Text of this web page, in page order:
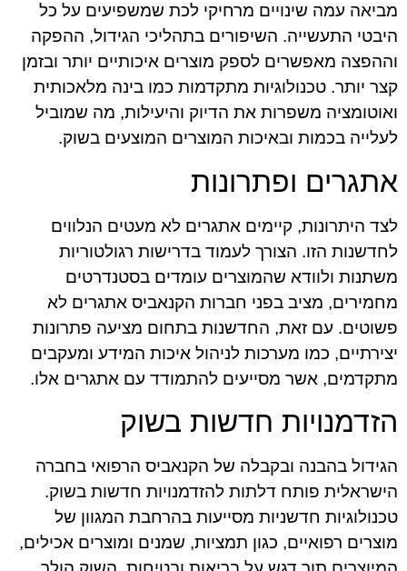
מביאה עמה שינויים מרחיקי לכת שמשפיעים על כל
היבטי התעשייה. השיפורים בתהליכי הגידול, ההפקה
וההפצה מאפשרים לספק מוצרים איכותיים יותר ובזמן
קצר יותר. טכנולוגיות מתקדמות כמו בינה מלאכותית
ואוטומציה משפרות את הדיוק והיעילות, מה שמוביל
לעלייה בכמות ובאיכות המוצרים המוצעים בשוק.
אתגרים ופתרונות
לצד היתרונות, קיימים אתגרים לא מעטים הנלווים
לחדשנות הזו. הצורך לעמוד בדרישות רגולטוריות
משתנות ולוודא שהמוצרים עומדים בסטנדרטים
מחמירים, מציב בפני חברות הקנאביס אתגרים לא
פשוטים. עם זאת, החדשנות בתחום מציעה פתרונות
יצירתיים, כמו מערכות לניהול איכות המידע ומעקבים
מתקדמים, אשר מסייעים להתמודד עם אתגרים אלו.
הזדמנויות חדשות בשוק
הגידול בהבנה ובקבלה של הקנאביס הרפואי בחברה
הישראלית פותח דלתות להזדמנויות חדשות בשוק.
טכנולוגיות חדשניות מסייעות בהרחבת המגוון של
מוצרים רפואיים, כגון תמציות, שמנים ומוצרים אכילים,